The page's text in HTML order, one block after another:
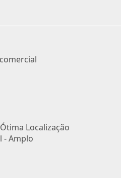
Localização
- Amplo